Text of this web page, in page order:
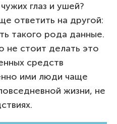
глаз и ушей?
ответить на другой:
такого рода данные.
не стоит делать это
средств
ими люди чаще
жизни, не